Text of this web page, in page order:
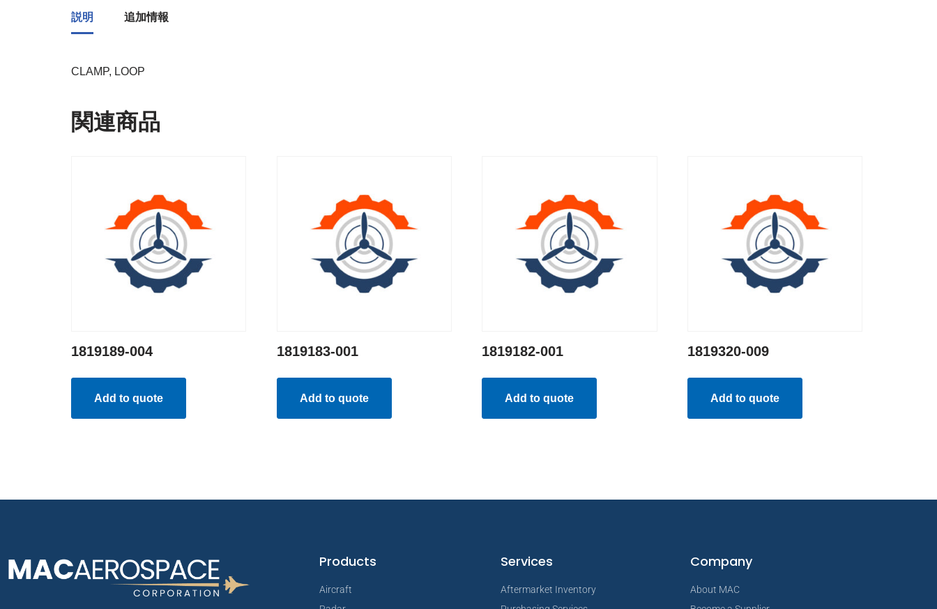
説明 追加情報
CLAMP, LOOP
関連商品
1819189-004
Add to quote
1819183-001
Add to quote
1819182-001
Add to quote
1819320-009
Add to quote
Products
Aircraft
Services
Aftermarket Inventory
Company
About MAC